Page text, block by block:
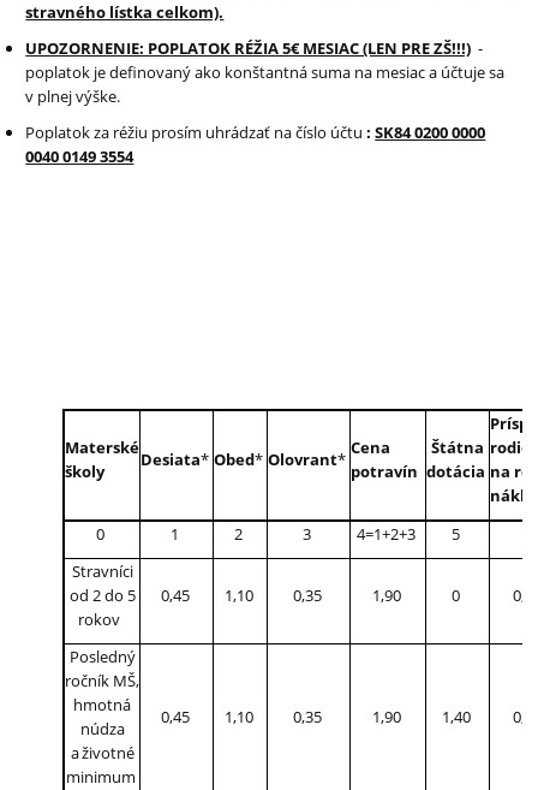
stravného lístka celkom).
UPOZORNENIE: POPLATOK RÉŽIA 5€ MESIAC (LEN PRE ZŠ!!!) -
poplatok je definovaný ako konštantná suma na mesiac a účtuje sa
v plnej výške.
Poplatok za réžiu prosím uhrádzať na číslo účtu:SK84 0200 0000
0040 0149 3554
Materské
školy
Desiata* Obed* Olovrant*
Cena
potravín
Štátna
dotácia na
0
1 2 3 4=1+2+3 5
Stravníci
od 2 do 5
rokov
0,45 1,10 0,35 1,90 0
Posledný
ročník MŠ,
hmotná
núdza
a životné
minimum
0,45 1,10 0,35 1,90 1,40